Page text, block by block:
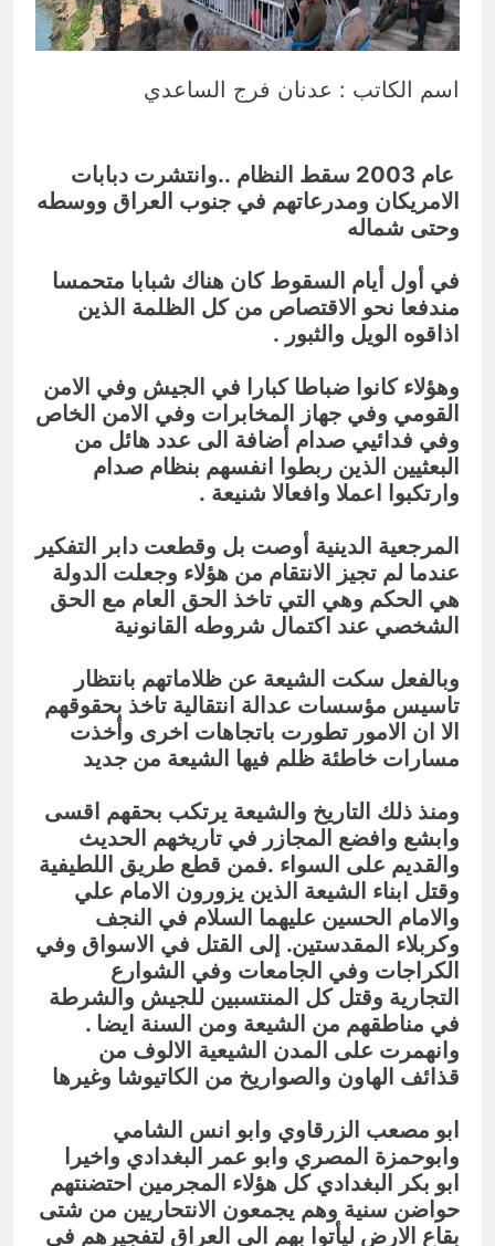
9 ساعات Ago
الولاية التكوينية / راي الفلسفة
التجريدية للانسان
10 ساعات Ago
اسم الكاتب : عدنان فرج الساعدي
عام 2003 سقط النظام ..وانتشرت دبابات
الامريكان ومدرعاتهم في جنوب العراق ووسطه
وحتى شماله
في أول أيام السقوط كان هناك شبابا متحمسا
مندفعا نحو الاقتصاص من كل الظلمة الذين
اذاقوه الويل والثبور .
وهؤلاء كانوا ضباطا كبارا في الجيش وفي الامن
القومي وفي جهاز المخابرات وفي الامن الخاص
وفي فدائيي صدام أضافة الى عدد هائل من
البعثيين الذين ربطوا انفسهم بنظام صدام
وارتكبوا اعملا وافعالا شنيعة .
المرجعية الدينية أوصت بل وقطعت دابر التفكير
عندما لم تجيز الانتقام من هؤلاء وجعلت الدولة
هي الحكم وهي التي تاخذ الحق العام مع الحق
الشخصي عند اكتمال شروطه القانونية
وبالفعل سكت الشيعة عن ظلاماتهم بانتظار
تاسيس مؤسسات عدالة انتقالية تاخذ بحقوقهم
الا ان الامور تطورت باتجاهات اخرى وأخذت
مسارات خاطئة ظلم فيها الشيعة من جديد
ومنذ ذلك التاريخ والشيعة يرتكب بحقهم اقسى
وابشع وافضع المجازر في تاريخهم الحديث
والقديم على السواء .فمن قطع طريق اللطيفية
وقتل ابناء الشيعة الذين يزورون الامام علي
والامام الحسين عليهما السلام في النجف
وكربلاء المقدستين. إلى القتل في الاسواق وفي
الكراجات وفي الجامعات وفي الشوارع
التجارية وقتل كل المنتسبين للجيش والشرطة
في مناطقهم من الشيعة ومن السنة ايضا .
وانهمرت على المدن الشيعية الالوف من
قذائف الهاون والصواريخ من الكاتيوشا وغيرها
ابو مصعب الزرقاوي وابو انس الشامي
وابوحمزة المصري وابو عمر البغدادي واخيرا
ابو بكر البغدادي كل هؤلاء المجرمين احتضنتهم
حواضن سنية وهم يجمعون الانتحاريين من شتى
بقاع الارض ليأتوا بهم الى العراق لتفجيرهم في